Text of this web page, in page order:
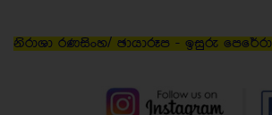
නිරාශා රණසිංහ/ ඡායාරූප - ඉසුරු පෙරේරා